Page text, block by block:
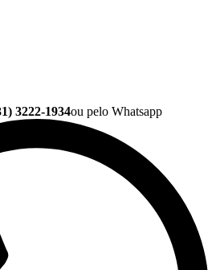
3222-1934ou pelo Whatsapp